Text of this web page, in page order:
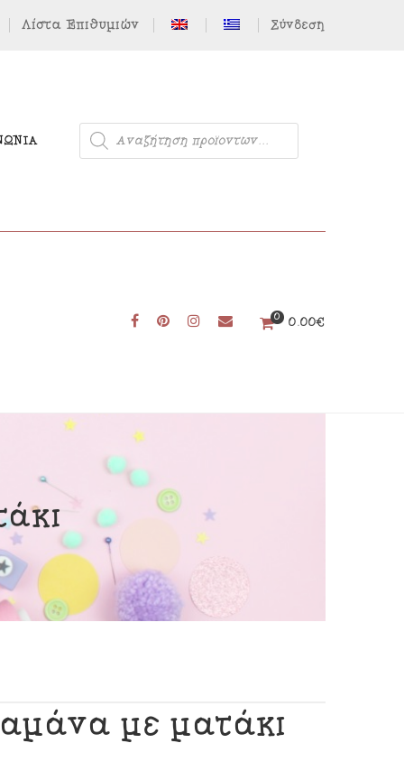
Λίστα Επιθυμιών Σύνδεση
0 0.00€
με ματάκι